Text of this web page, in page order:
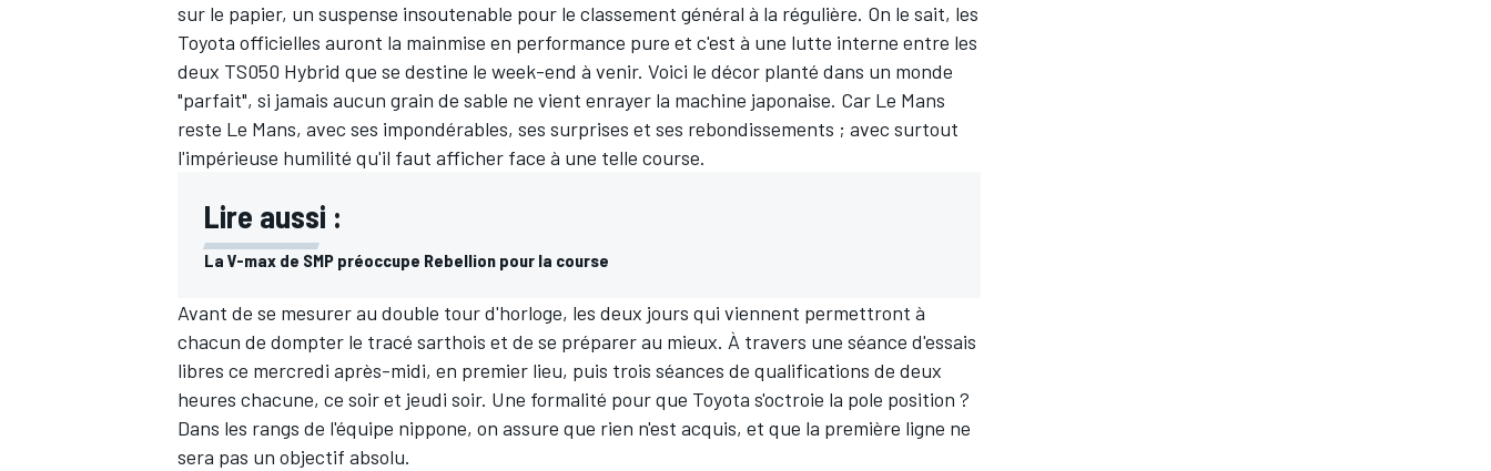
WEC
sur le papier, un suspense insoutenable pour le classement général à la régulière. On le sait, les
Toyota officielles auront la mainmise en performance pure et c'est à une lutte interne entre les
deux TS050 Hybrid que se destine le week-end à venir. Voici le décor planté dans un monde
"parfait", si jamais aucun grain de sable ne vient enrayer la machine japonaise. Car Le Mans
reste Le Mans, avec ses impondérables, ses surprises et ses rebondissements ; avec surtout
l'impérieuse humilité qu'il faut afficher face à une telle course.
Lire aussi :
La V-max de SMP préoccupe Rebellion pour la course
Avant de se mesurer au double tour d'horloge, les deux jours qui viennent permettront à
chacun de dompter le tracé sarthois et de se préparer au mieux. À travers une séance d'essais
libres ce mercredi après-midi, en premier lieu, puis trois séances de qualifications de deux
heures chacune, ce soir et jeudi soir. Une formalité pour que Toyota s'octroie la pole position ?
Dans les rangs de l'équipe nippone, on assure que rien n'est acquis, et que la première ligne ne
sera pas un objectif absolu.